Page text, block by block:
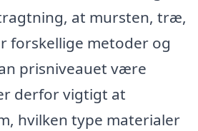
at mursten, træ,
forskellige metoder og
prisniveauet være
derfor vigtigt at
hvilken type materialer